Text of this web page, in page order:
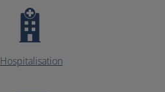
Hospitalisation